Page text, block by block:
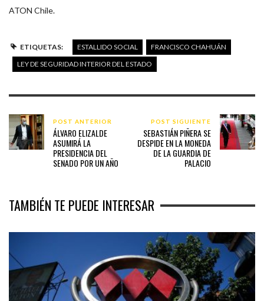
ATON Chile.
ETIQUETAS: ESTALLIDO SOCIAL
FRANCISCO CHAHUÁN
LEY DE SEGURIDAD INTERIOR DEL ESTADO
POST ANTERIOR
ÁLVARO ELIZALDE
ASUMIRÁ LA
PRESIDENCIA DEL
SENADO POR UN AÑO
POST SIGUIENTE
SEBASTIÁN PIÑERA SE
DESPIDE EN LA MONEDA
DE LA GUARDIA DE
PALACIO
TAMBIÉN TE PUEDE INTERESAR